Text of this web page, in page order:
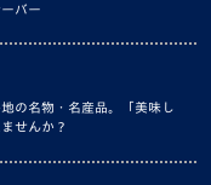
バー
の名物・名産品。「美味し
せんか？